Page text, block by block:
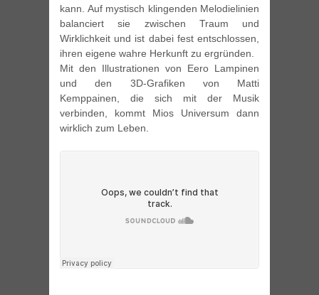
kann. Auf mystisch klingenden Melodielinien
balanciert sie zwischen Traum und
Wirklichkeit und ist dabei fest entschlossen,
ihren eigene wahre Herkunft zu ergründen.
Mit den Illustrationen von Eero Lampinen
und den 3D-Grafiken von Matti
Kemppainen, die sich mit der Musik
verbinden, kommt Mios Universum dann
wirklich zum Leben.